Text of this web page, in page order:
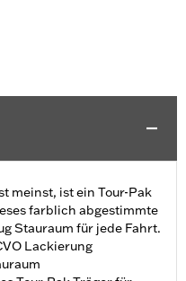
meinst, ist ein Tour-Pak
farblich abgestimmte
Stauraum für jede Fahrt.
Lackierung